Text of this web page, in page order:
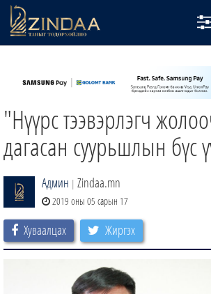
ТВ8
ӨГЛӨӨНИЙ СОНИН
АУДИО ЗОХИОЛ
ЗИНДАА СЭТГҮҮЛ
"Нүүрс тээвэрлэгч
дагасан суурьшлын бүс
Админ | Zindaa.mn
2019 оны 05 сарын 17
Хуваалцах Жиргэх